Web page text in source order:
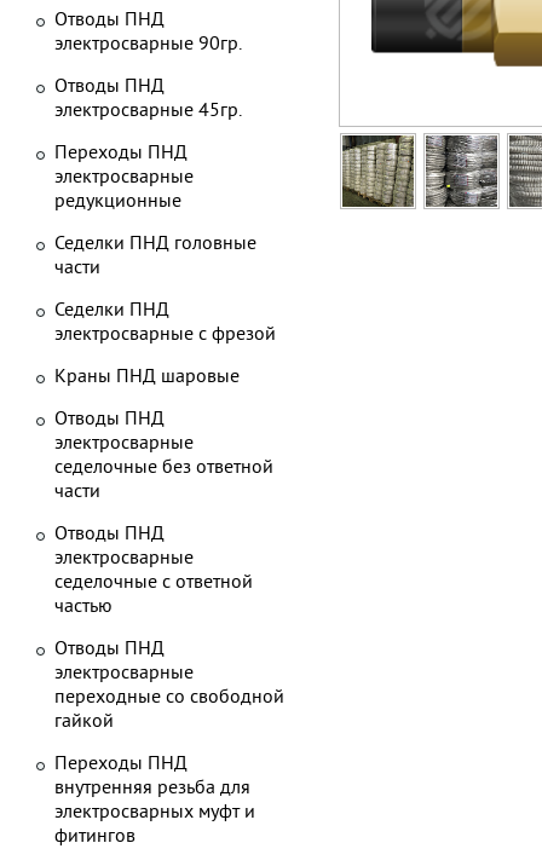
Отводы ПНД
электросварные 90гр.
Отводы ПНД
электросварные 45гр.
Переходы ПНД
электросварные
редукционные
Седелки ПНД головные
части
Седелки ПНД
электросварные с фрезой
Краны ПНД шаровые
Отводы ПНД
электросварные
седелочные без ответной
части
Отводы ПНД
электросварные
седелочные с ответной
частью
Отводы ПНД
электросварные
переходные со свободной
гайкой
Переходы ПНД
внутренняя резьба для
электросварных муфт и
фитингов